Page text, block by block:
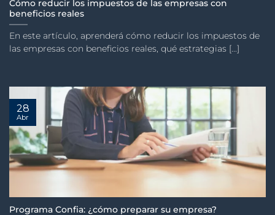
Cómo reducir los impuestos de las empresas con
beneficios reales
En este artículo, aprenderá cómo reducir los impuestos de
las empresas con beneficios reales, qué estrategias [...]
Programa Confia: ¿cómo preparar su empresa?
28
Abr